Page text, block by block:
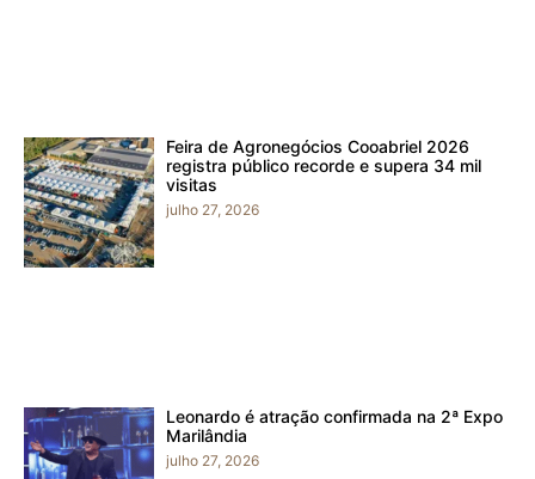
Feira de Agronegócios Cooabriel 2026
registra público recorde e supera 34 mil
visitas
julho 27, 2026
Leonardo é atração confirmada na 2ª Expo
Marilândia
julho 27, 2026